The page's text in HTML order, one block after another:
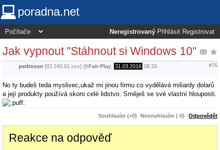
poradna.net
Neregistrovaný Přihlásit Registrovat
Jak vypnout "Stáhnout si Windows 10"
pedrosso [83.240.61.xxx] @Fair-Play 31.03.2016 08:26 #76
No ty budeš teda myslivec,ukaž mi jinou firmu co vydělává miliardy dolarů
a její produkty používá skoro celé lidstvo. Směješ se své vlastní hlouposti.
Souhlasím (+0) Nesouhlasím (-0) Odpovědět
Reakce na odpověď